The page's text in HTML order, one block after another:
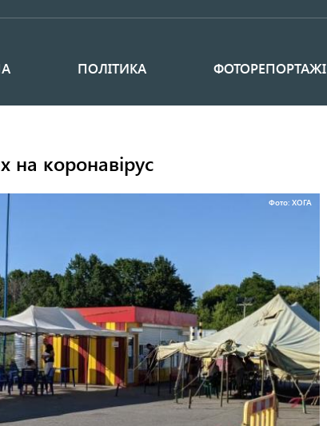
ПОЛІТИКА ФОТОРЕПОРТАЖІ
на коронавірус
Фото: ХОГА